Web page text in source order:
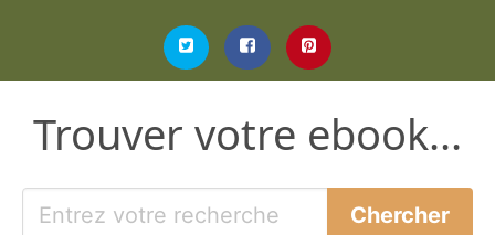
Trouver votre ebook...